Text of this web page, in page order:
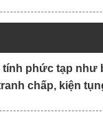
phức tạp
chấp, kiện